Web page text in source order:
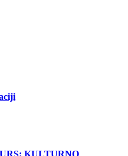
KULTURNO